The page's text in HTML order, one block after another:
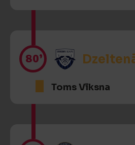
80’
Toms Vīksna